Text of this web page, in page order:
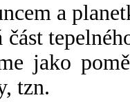
a
část
jako
tzn.